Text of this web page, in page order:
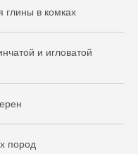
в комках
и игловатой
пород